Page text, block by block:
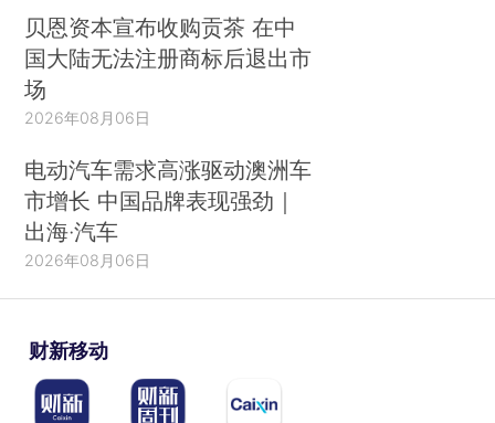
贝恩资本宣布收购贡茶 在中
国大陆无法注册商标后退出市
场
2026年08月06日
电动汽车需求高涨驱动澳洲车
市增长 中国品牌表现强劲｜
出海·汽车
2026年08月06日
财新移动